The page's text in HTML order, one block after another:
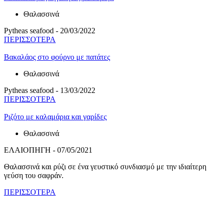
Θαλασσινά
Pytheas seafood - 20/03/2022
ΠΕΡΙΣΣΟΤΕΡΑ
Βακαλάος στο φούρνο με πατάτες
Θαλασσινά
Pytheas seafood - 13/03/2022
ΠΕΡΙΣΣΟΤΕΡΑ
Ριζότο με καλαμάρια και γαρίδες
Θαλασσινά
ΕΛΑΙΟΠΗΓΗ - 07/05/2021
Θαλασσινά και ρύζι σε ένα γευστικό συνδιασμό με την ιδιαίτερη
γεύση του σαφράν.
ΠΕΡΙΣΣΟΤΕΡΑ